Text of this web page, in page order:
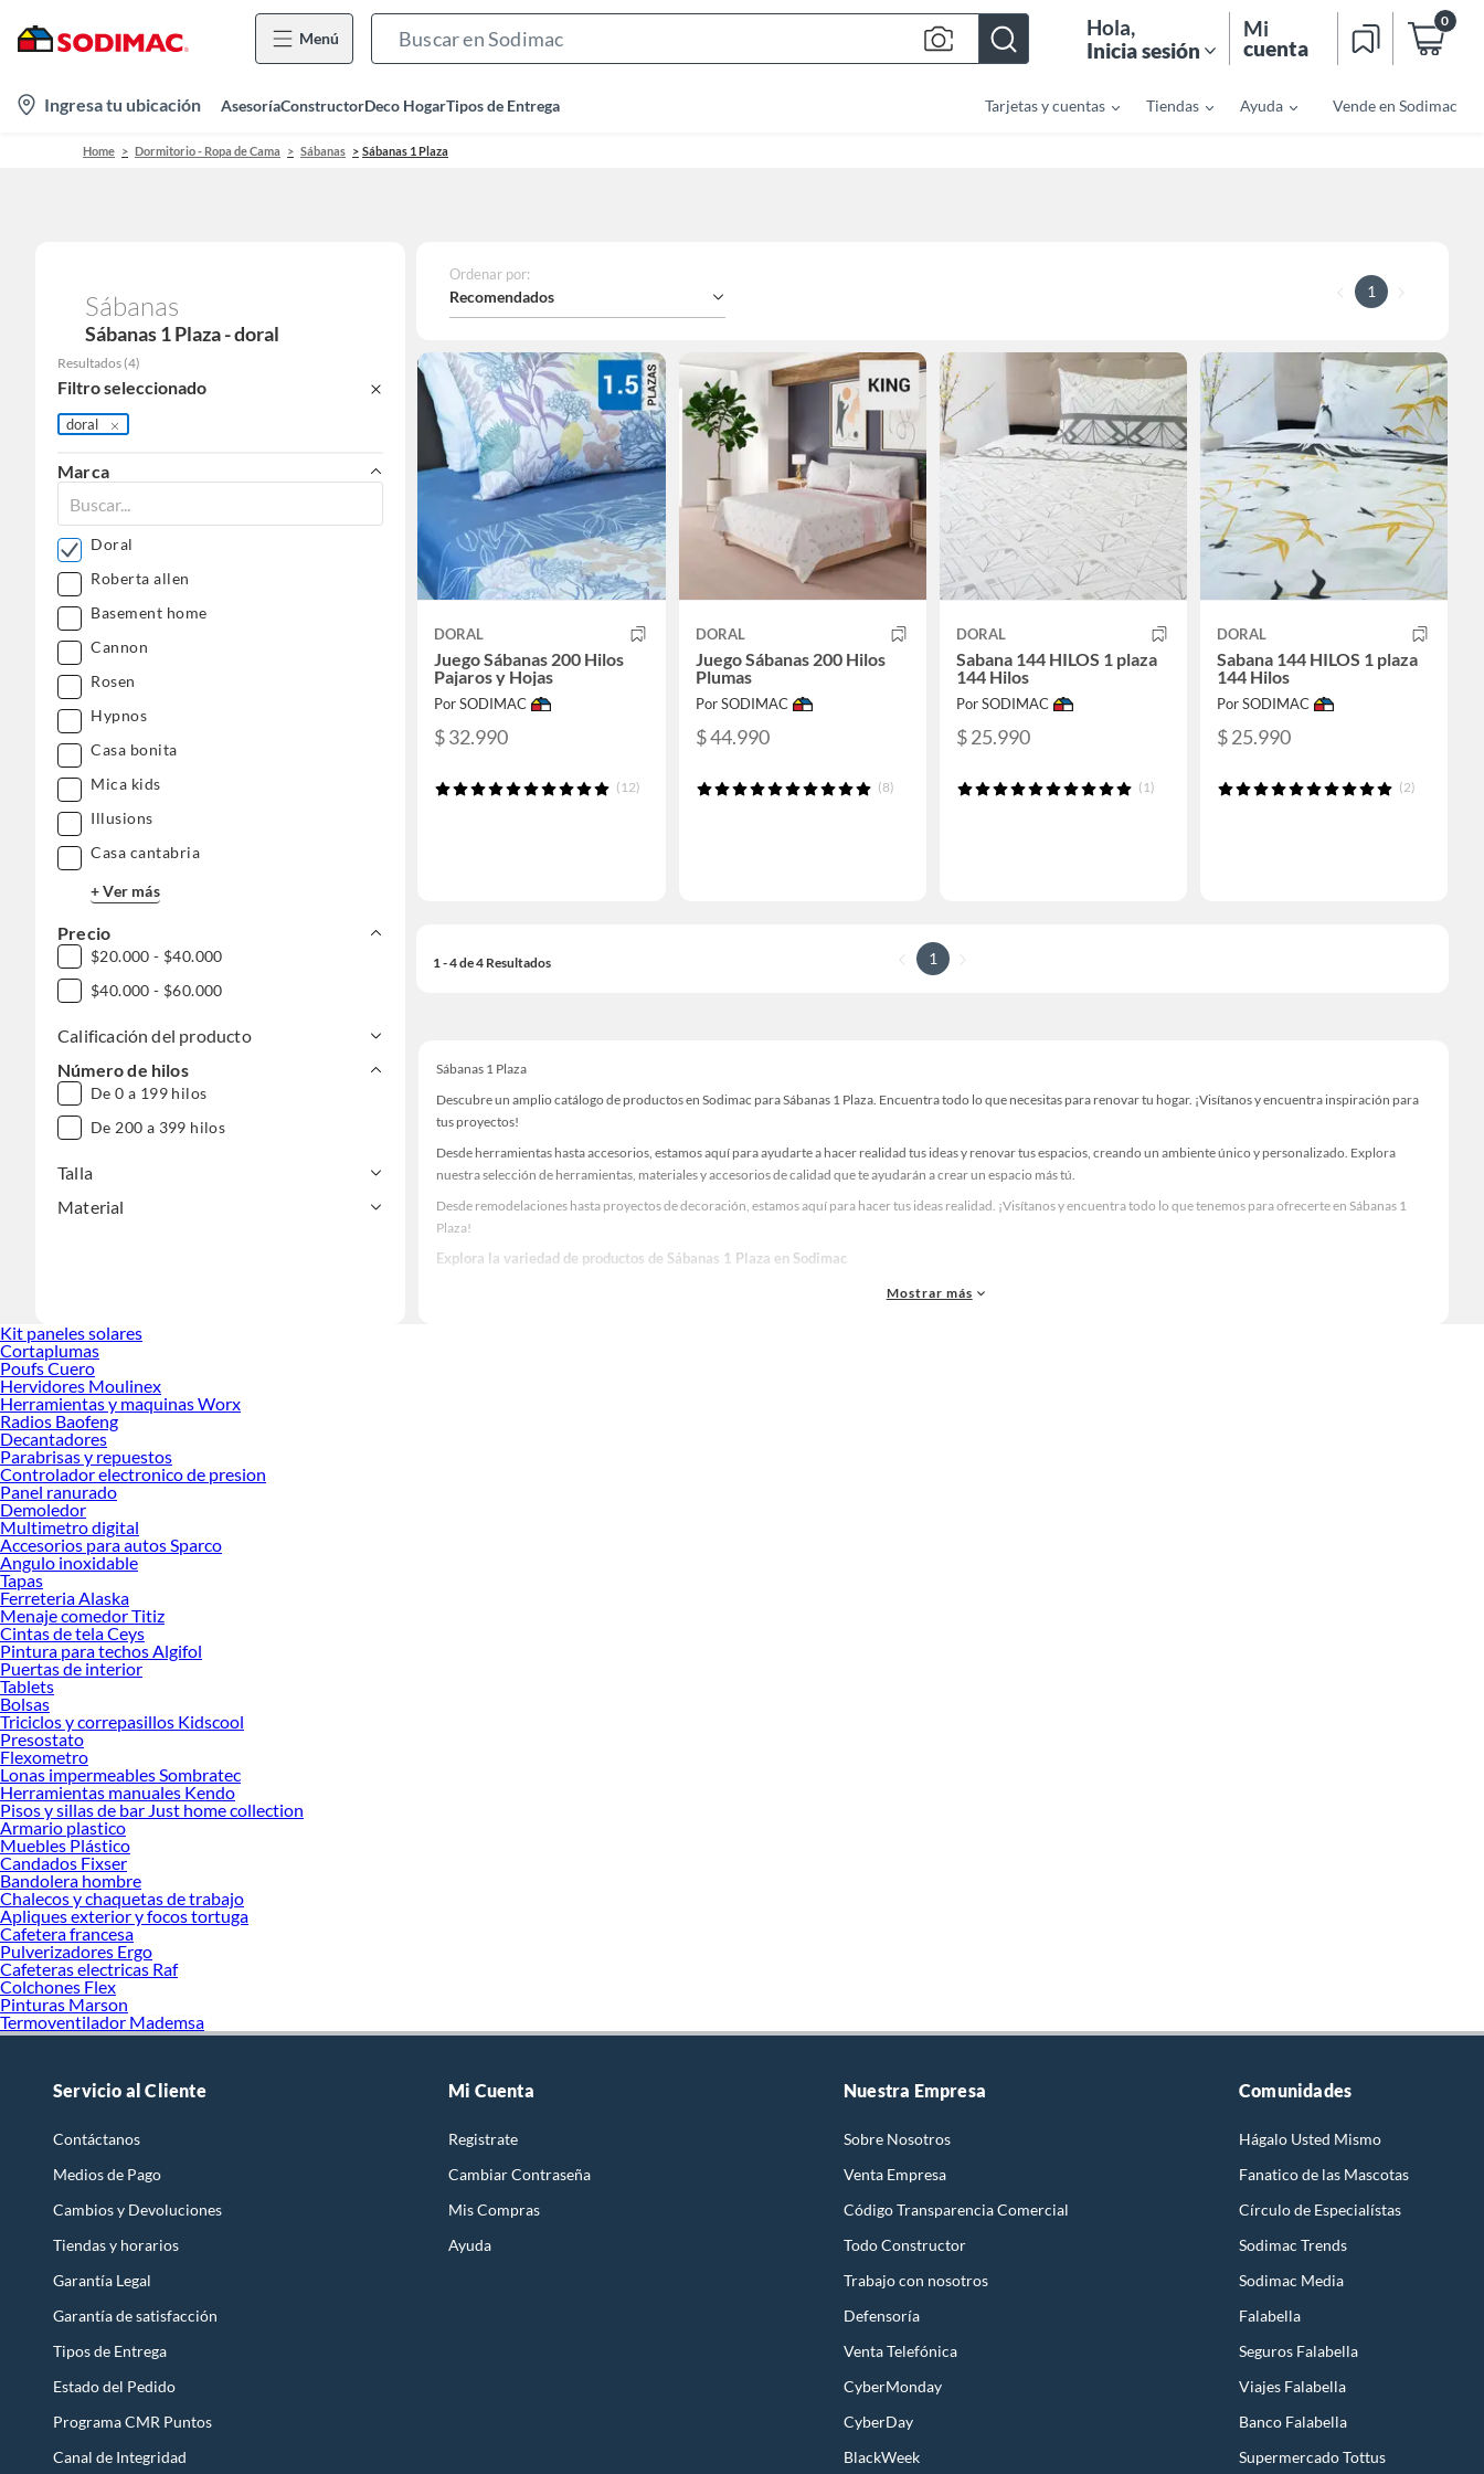
Menú
Bar
Hola,
Inicia sesión
Mi
cuenta
0
location-
icon
Ingresa tu ubicación AsesoríaConstructorDeco HogarTipos de Entrega Tarjetas y cuentas Tiendas Ayuda Vende en Sodimac
Home Dormitorio - Ropa de Cama Sábanas Sábanas 1 Plaza
Sábanas
Sábanas 1 Plaza - doral
Resultados (4)
Filtro seleccionado
doral
Marca
Doral
Roberta allen
Basement home
Cannon
Rosen
Hypnos
Casa bonita
Mica kids
Illusions
Casa cantabria
+ Ver más
Precio
$20.000 - $40.000
$40.000 - $60.000
Calificación del producto
Número de hilos
De 0 a 199 hilos
De 200 a 399 hilos
Talla
Material
Ordenar por:
Recomendados 1
DORAL
Juego Sábanas 200 Hilos
Pajaros y Hojas
Por SODIMAC
$ 32.990
(12)
DORAL
Juego Sábanas 200 Hilos
Plumas
Por SODIMAC
$ 44.990
(8)
DORAL
Sabana 144 HILOS 1 plaza
144 Hilos
Por SODIMAC
$ 25.990
(1)
DORAL
Sabana 144 HILOS 1 plaza
144 Hilos
Por SODIMAC
$ 25.990
(2)
1 - 4 de 4 Resultados 1
Sábanas 1 Plaza
Descubre un amplio catálogo de productos en Sodimac para Sábanas 1 Plaza. Encuentra todo lo que necesitas para renovar tu hogar. ¡Visítanos y encuentra inspiración para
tus proyectos!
Desde herramientas hasta accesorios, estamos aquí para ayudarte a hacer realidad tus ideas y renovar tus espacios, creando un ambiente único y personalizado. Explora
nuestra selección de herramientas, materiales y accesorios de calidad que te ayudarán a crear un espacio más tú.
Desde remodelaciones hasta proyectos de decoración, estamos aquí para hacer tus ideas realidad. ¡Visítanos y encuentra todo lo que tenemos para ofrecerte en Sábanas 1
Plaza!
Explora la variedad de productos de Sábanas 1 Plaza en Sodimac
Herramientas, materiales y accesorios de calidad para tus proyectos y renovación de espacios. ¡Visítanos y descubre todo lo que tenemos para ofrecerte!
Mostrar más
Kit paneles solares
Cortaplumas
Poufs Cuero
Hervidores Moulinex
Herramientas y maquinas Worx
Radios Baofeng
Decantadores
Parabrisas y repuestos
Controlador electronico de presion
Panel ranurado
Demoledor
Multimetro digital
Accesorios para autos Sparco
Angulo inoxidable
Tapas
Ferreteria Alaska
Menaje comedor Titiz
Cintas de tela Ceys
Pintura para techos Algifol
Puertas de interior
Tablets
Bolsas
Triciclos y correpasillos Kidscool
Presostato
Flexometro
Lonas impermeables Sombratec
Herramientas manuales Kendo
Pisos y sillas de bar Just home collection
Armario plastico
Muebles Plástico
Candados Fixser
Bandolera hombre
Chalecos y chaquetas de trabajo
Apliques exterior y focos tortuga
Cafetera francesa
Pulverizadores Ergo
Cafeteras electricas Raf
Colchones Flex
Pinturas Marson
Termoventilador Mademsa
Servicio al Cliente
Contáctanos
Medios de Pago
Cambios y Devoluciones
Tiendas y horarios
Garantía Legal
Garantía de satisfacción
Tipos de Entrega
Estado del Pedido
Programa CMR Puntos
Canal de Integridad
Mi Cuenta
Registrate
Cambiar Contraseña
Mis Compras
Ayuda
Nuestra Empresa
Sobre Nosotros
Venta Empresa
Código Transparencia Comercial
Todo Constructor
Trabajo con nosotros
Defensoría
Venta Telefónica
CyberMonday
CyberDay
BlackWeek
Comunidades
Hágalo Usted Mismo
Fanatico de las Mascotas
Círculo de Especialístas
Sodimac Trends
Sodimac Media
Falabella
Seguros Falabella
Viajes Falabella
Banco Falabella
Supermercado Tottus